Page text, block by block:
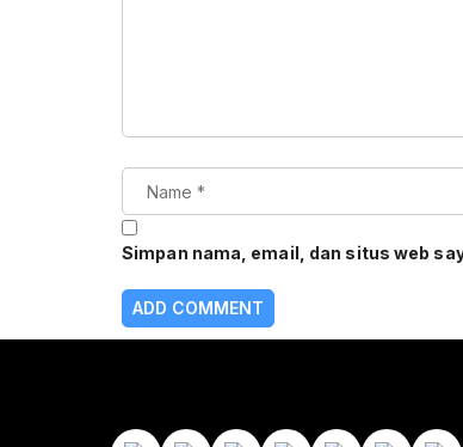
Simpan nama, email, dan situs web